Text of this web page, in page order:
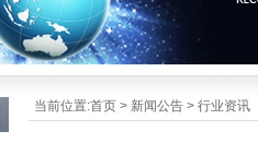
当前位置:首页 > 新闻公告 > 行业资讯